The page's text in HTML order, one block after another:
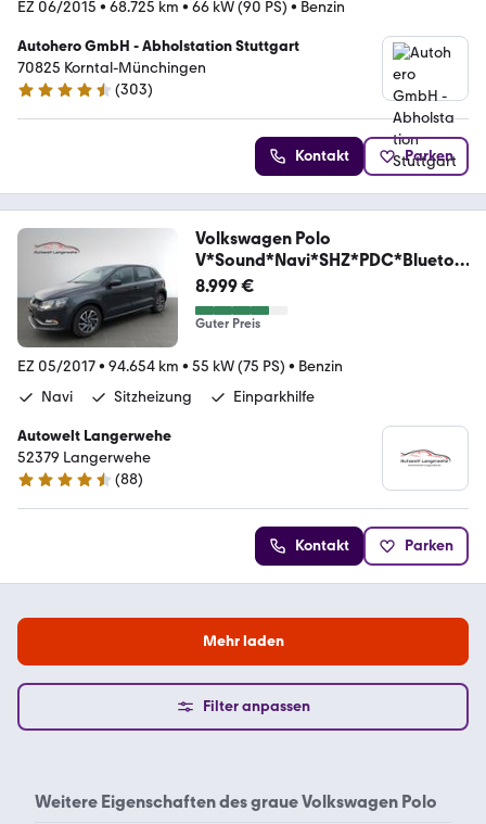
EZ 06/2015 • 68.725 km • 66 kW (90 PS) • Benzin
Autohero GmbH - Abholstation Stuttgart
70825 Korntal-Münchingen
4.4 Sterne
(303)
Kontakt Parken
Volkswagen Polo
V*Sound*Navi*SHZ*PDC*Bluetoo
th*2.Hand*
8.999 €
Guter Preis
EZ 05/2017• 94.654 km • 55 kW (75 PS) • Benzin
Navi
Sitzheizung Einparkhilfe
Autowelt Langerwehe
52379 Langerwehe
4.7 Sterne
(88)
Kontakt Parken
Mehr laden
Filter anpassen
Weitere Eigenschaften desgraue Volkswagen Polo